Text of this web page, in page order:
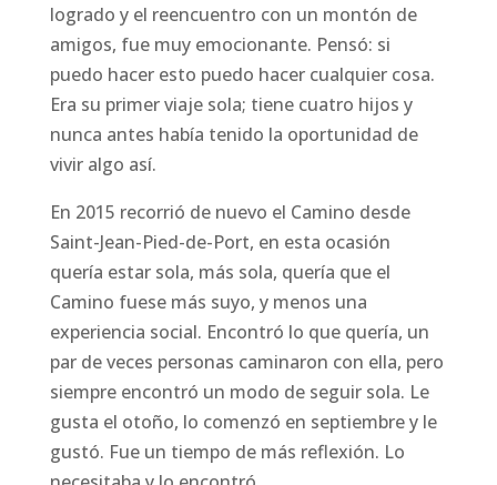
logrado y el reencuentro con un montón de
amigos, fue muy emocionante. Pensó: si
puedo hacer esto puedo hacer cualquier cosa.
Era su primer viaje sola; tiene cuatro hijos y
nunca antes había tenido la oportunidad de
vivir algo así.
En 2015 recorrió de nuevo el Camino desde
Saint-Jean-Pied-de-Port, en esta ocasión
quería estar sola, más sola, quería que el
Camino fuese más suyo, y menos una
experiencia social. Encontró lo que quería, un
par de veces personas caminaron con ella, pero
siempre encontró un modo de seguir sola. Le
gusta el otoño, lo comenzó en septiembre y le
gustó. Fue un tiempo de más reflexión. Lo